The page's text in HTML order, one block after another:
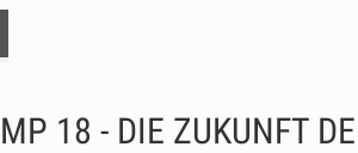
18 - DIE ZUKUNFT